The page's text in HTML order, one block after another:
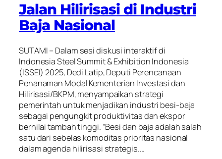
Jalan Hilirisasi di Industri
Baja Nasional
SUTAMI – Dalam sesi diskusi interaktif di
Indonesia Steel Summit & Exhibition Indonesia
(ISSEI) 2025, Dedi Latip, Deputi Perencanaan
Penanaman Modal Kementerian Investasi dan
Hilirisasi/BKPM, menyampaikan strategi
pemerintah untuk menjadikan industri besi-baja
sebagai pengungkit produktivitas dan ekspor
bernilai tambah tinggi. “Besi dan baja adalah salah
satu dari sebelas komoditas prioritas nasional
dalam agenda hilirisasi strategis.…